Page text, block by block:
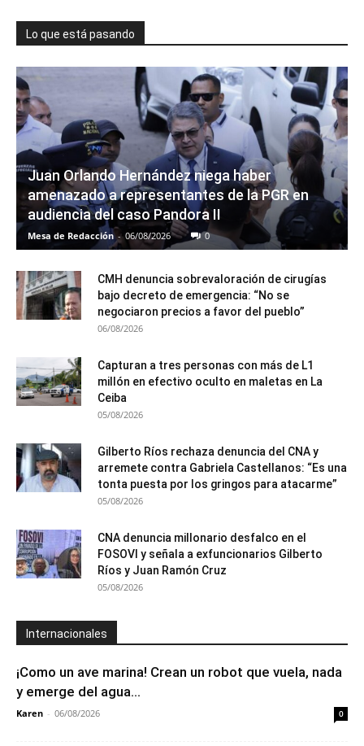
Lo que está pasando
Juan Orlando Hernández niega haber
amenazado a representantes de la PGR en
audiencia del caso Pandora II
Mesa de Redacción - 06/08/2026 0
CMH denuncia sobrevaloración de cirugías
bajo decreto de emergencia: “No se
negociaron precios a favor del pueblo”
06/08/2026
Capturan a tres personas con más de L1
millón en efectivo oculto en maletas en La
Ceiba
05/08/2026
Gilberto Ríos rechaza denuncia del CNA y
arremete contra Gabriela Castellanos: “Es una
tonta puesta por los gringos para atacarme”
05/08/2026
CNA denuncia millonario desfalco en el
FOSOVI y señala a exfuncionarios Gilberto
Ríos y Juan Ramón Cruz
05/08/2026
Internacionales
¡Como un ave marina! Crean un robot que vuela, nada
y emerge del agua...
Karen - 06/08/2026 0